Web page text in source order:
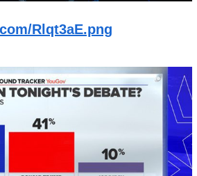
Rlqt3aE.png